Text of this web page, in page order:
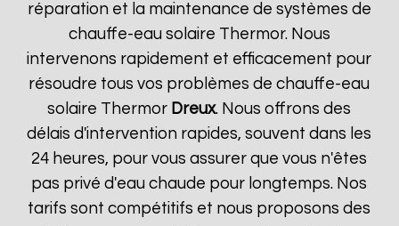
réparation et la maintenance de systèmes de
chauffe-eau solaire Thermor. Nous
intervenons rapidement et efficacement pour
résoudre tous vos problèmes de chauffe-eau
solaire Thermor Dreux. Nous offrons des
délais d'intervention rapides, souvent dans les
24 heures, pour vous assurer que vous n'êtes
pas privé d'eau chaude pour longtemps. Nos
tarifs sont compétitifs et nous proposons des